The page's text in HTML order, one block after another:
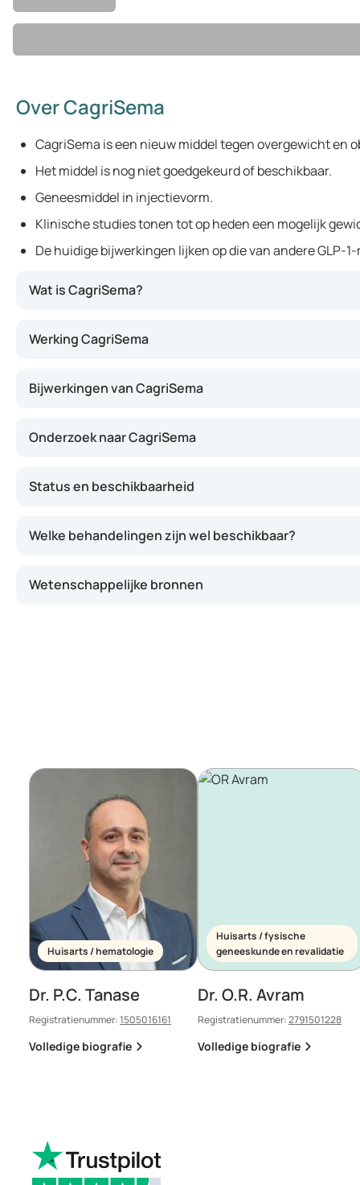
Over CagriSema
CagriSema is een nieuw middel tegen overgewicht en
Het middel is nog niet goedgekeurd of beschikbaar.
Geneesmiddel in injectievorm.
Klinische studies tonen tot op heden een mogelijk
De huidige bijwerkingen lijken op die van andere GLP-
Wat is CagriSema?
Werking CagriSema
Bijwerkingen van CagriSema
Onderzoek naar CagriSema
Status en beschikbaarheid
Welke behandelingen zijn wel beschikbaar?
Wetenschappelijke bronnen
Huisarts / hematologie
Dr. P.C. Tanase
Registratienummer:1505016161
Volledige biografie
Huisarts / fysische
geneeskunde en revalidatie
Dr. O.R. Avram
Registratienummer:2791501228
Volledige biografie